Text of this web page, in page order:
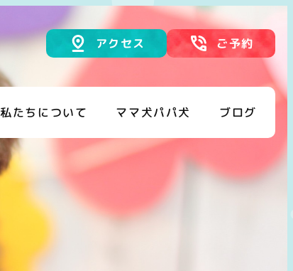
私たちについて ママ犬パパ犬 ブログ
アクセス ご予約